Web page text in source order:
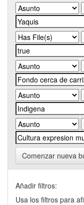
Comenzar nueva
Añadir filtros:
Usa los filtros para